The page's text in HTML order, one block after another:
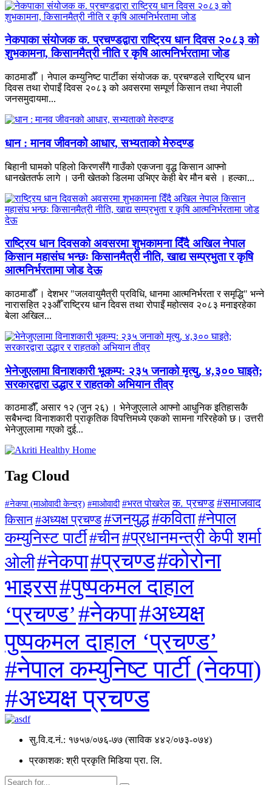
नेकपाका संयोजक क. प्रचण्डद्वारा राष्ट्रिय धान दिवस २०८३ को
शुभकामना, किसानमैत्री नीति र कृषि आत्मनिर्भरतामा जोड
काठमाडौँ । नेपाल कम्युनिष्ट पार्टीका संयोजक क. प्रचण्डले राष्ट्रिय धान
दिवस तथा रोपाइँ दिवस २०८३ को अवसरमा सम्पूर्ण किसान तथा नेपाली
जनसमुदायमा...
धान : मानव जीवनको आधार, सभ्यताको मेरुदण्ड
बिहानी घामको पहिलो किरणसँगै गाउँको एकजना वृद्ध किसान आफ्नो
धानखेततर्फ लागे । उनी खेतको डिलमा उभिएर केही बेर मौन बसे । हल्का...
राष्ट्रिय धान दिवसको अवसरमा शुभकामना दिँदै अखिल नेपाल
किसान महासंघ भन्छः किसानमैत्री नीति, खाद्य सम्प्रभुता र कृषि
आत्मनिर्भरतामा जोड देऊ
काठमाडौँ । देशभर "जलवायुमैत्री प्रविधि, धानमा आत्मनिर्भरता र समृद्धि" भन्ने
नारासहित २३औँ राष्ट्रिय धान दिवस तथा रोपाइँ महोत्सव २०८३ मनाइरहेका
बेला अखिल...
भेनेजुएलामा विनाशकारी भूकम्प: २३५ जनाको मृत्यु, ४,३०० घाइते;
सरकारद्वारा उद्धार र राहतको अभियान तीव्र
काठमाडौँ, असार १२ (जुन २६) । भेनेजुएलाले आफ्नो आधुनिक इतिहासकै
सबैभन्दा विनाशकारी प्राकृतिक विपत्तिमध्ये एकको सामना गरिरहेको छ। उत्तरी
भेनेजुएलामा गएको दुई...
Tag Cloud
#नेकपा (माओवादी केन्द्र) #माओवादी #भरत पोखरेल क. प्रचण्ड #समाजवाद
किसान#अध्यक्ष प्रचण्ड#जनयुद्ध#कविता#नेपाल
कम्युनिस्ट पार्टी#चीन#प्रधानमन्त्री केपी शर्मा
ओली#नेकपा#प्रचण्ड#कोरोना
भाइरस#पुष्पकमल दाहाल
‘प्रचण्ड’#नेकपा#अध्यक्ष
पुष्पकमल दाहाल ‘प्रचण्ड’
#नेपाल कम्युनिष्ट पार्टी (नेकपा)
#अध्यक्ष प्रचण्ड
सु.वि.द.नं.: १७५७/०७६-७७ (साविक ४४२/०७३-०७४)
प्रकाशक: श्री प्रकृति मिडिया प्रा. लि.